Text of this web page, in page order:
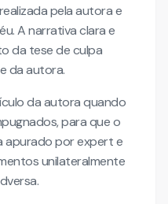
pela autora e
A narrativa clara e
da tese de culpa
da autora.
da autora quando
para que o
apurado por expert e
unilateralmente